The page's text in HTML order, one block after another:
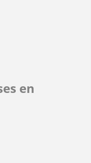
en